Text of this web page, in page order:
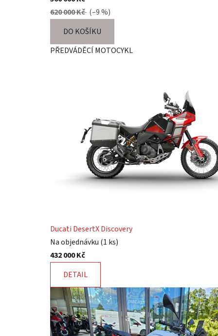
620 000 Kč (–9 %)
DO KOŠÍKU
PŘEDVÁDĚCÍ MOTOCYKL
Ducati DesertX Discovery
Na objednávku (1 ks)
432 000 Kč
DETAIL